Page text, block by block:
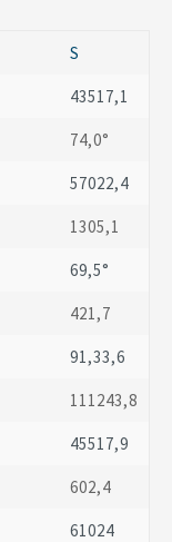
S
43517,1
74,0°
57022,4
1305,1
69,5°
421,7
91,33,6
111243,8
45517,9
602,4
61024